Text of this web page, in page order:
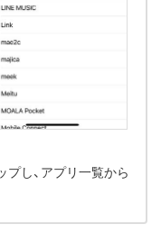
プし、アプリ一覧から